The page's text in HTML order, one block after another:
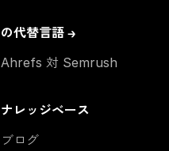
の代替言語 →
Ahrefs 対 Semrush
ナレッジベース
ブログ